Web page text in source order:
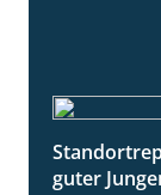
guter